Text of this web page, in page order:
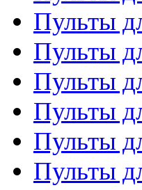
Пульты
Пульты
Пульты
Пульты
Пульты
Пульты